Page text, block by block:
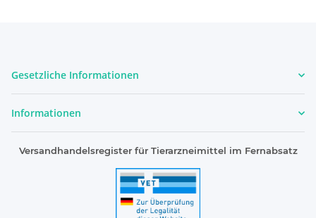
Gesetzliche Informationen
Informationen
Versandhandelsregister für Tierarzneimittel im Fernabsatz